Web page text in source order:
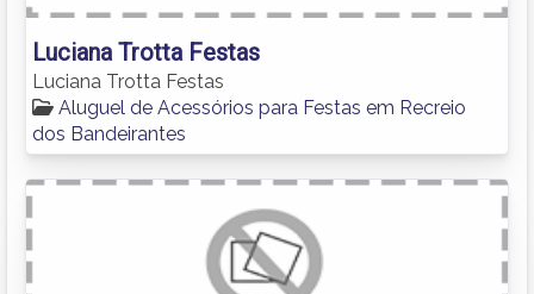
Luciana Trotta Festas
Luciana Trotta Festas
Aluguel de Acessórios para Festas em Recreio
dos Bandeirantes